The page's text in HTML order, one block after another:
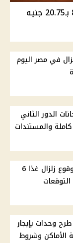
أسعار الوقود في مصر اليوم .. بنزين 80 بـ20.75 جنيه
في مصر اليوم
الدور الثاني
كاملة والمستندات
البحوث الفلكية تحسم مزاعم وقوع زلزال غدًا 6
الإيجار 2026... طرح وحدات بإيجار
الأماكن وشروط